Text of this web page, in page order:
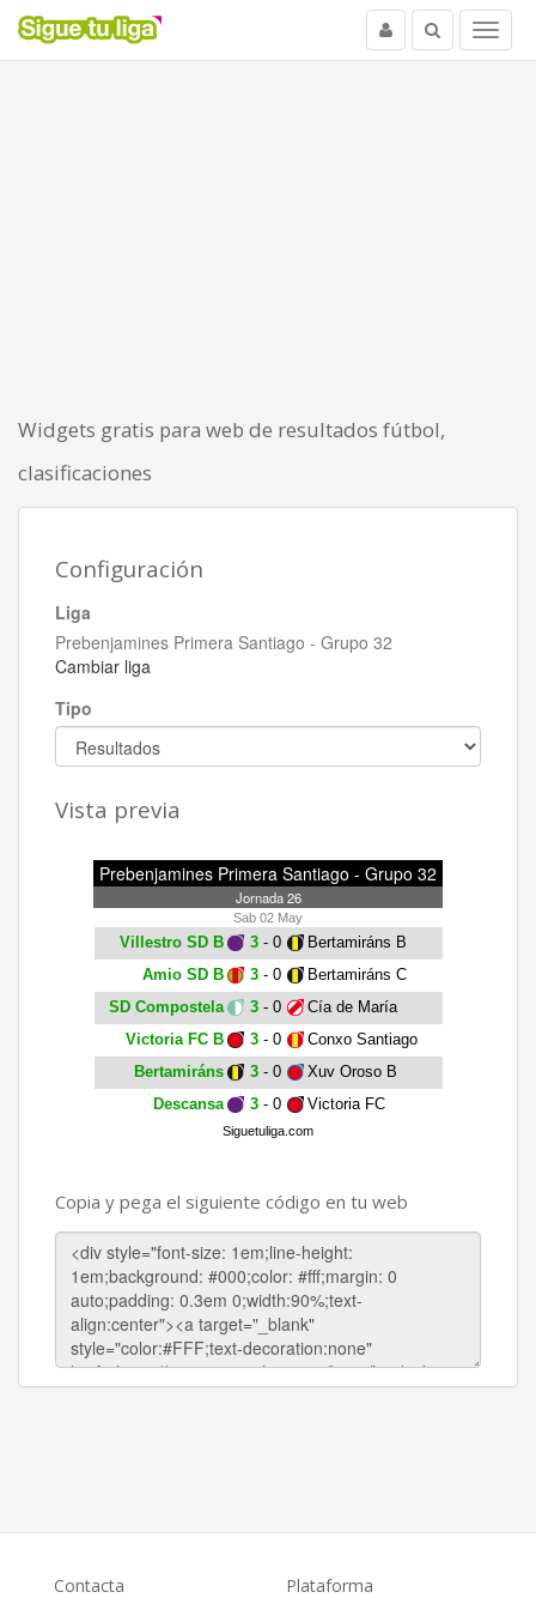
Menu
Buscar
Usuario
Widgets gratis para web de resultados fútbol,
clasificaciones
Configuración
Liga
Prebenjamines Primera Santiago - Grupo 32
Cambiar liga
Tipo
Vista previa
Prebenjamines Primera Santiago - Grupo 32
Jornada 26
Sab 02 May
Villestro SD B 3- 0
Bertamiráns B
Amio SD B
3- 0
Bertamiráns C
SD Compostela
3- 0
Cía de María
Victoria FC B
3- 0
Conxo Santiago
Bertamiráns
3- 0
Xuv Oroso B
Descansa
3- 0 Victoria FC
Siguetuliga.com
Copia y pega el siguiente código en tu web
Contacta Plataforma